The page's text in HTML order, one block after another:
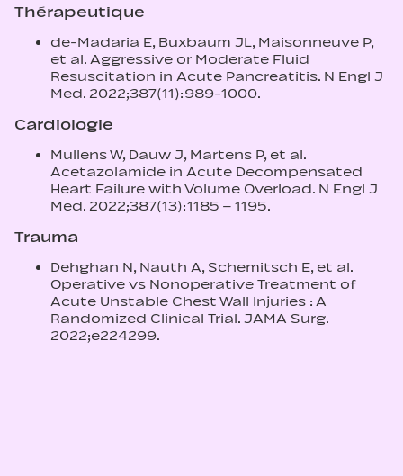
Thérapeutique
de-Madaria E, Buxbaum JL, Maisonneuve P,
et al. Aggressive or Moderate Fluid
Resuscitation in Acute Pancreatitis. N Engl J
Med. 2022;387(11):989‑1000.
Cardiologie
Mullens W, Dauw J, Martens P, et al.
Acetazolamide in Acute Decompensated
Heart Failure with Volume Overload. N Engl J
Med. 2022;387(13):1185 – 1195.
Trauma
Dehghan N, Nauth A, Schemitsch E, et al.
Operative vs Nonoperative Treatment of
Acute Unstable Chest Wall Injuries : A
Randomized Clinical Trial. JAMA Surg.
2022;e224299.